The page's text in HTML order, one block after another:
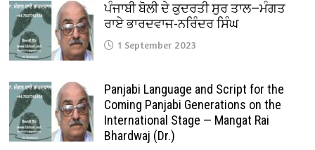
ਪੰਜਾਬੀ ਬੋਲੀ ਦੇ ਕੁਦਰਤੀ ਸੁਰ ਤਾਲ—ਮੰਗਤ
ਰਾਏ ਭਾਰਦਵਾਜ-ਨਰਿੰਦਰ ਸਿੰਘ
1 September 2023
Panjabi Language and Script for the
Coming Panjabi Generations on the
International Stage — Mangat Rai
Bhardwaj (Dr.)